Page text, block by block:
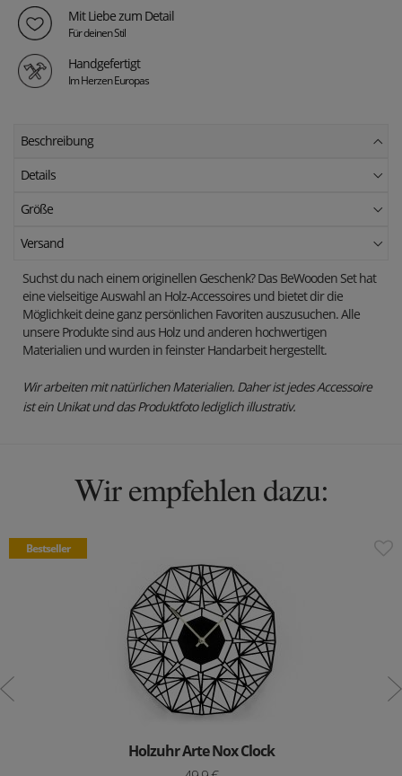
Mit Liebe zum Detail
Für deinen Stil
Handgefertigt
Im Herzen Europas
Beschreibung
Details
Größe
Versand
Suchst du nach einem originellen Geschenk? Das BeWooden Set hat
eine vielseitige Auswahl an Holz-Accessoires und bietet dir die
Möglichkeit deine ganz persönlichen Favoriten auszusuchen. Alle
unsere Produkte sind aus Holz und anderen hochwertigen
Materialien und wurden in feinster Handarbeit hergestellt.
Wir arbeiten mit natürlichen Materialien. Daher ist jedes Accessoire
ist ein Unikat und das Produktfoto lediglich illustrativ.
Wir empfehlen dazu:
Bestseller
Holzuhr Arte Nox Clock